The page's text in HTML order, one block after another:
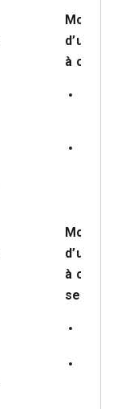
Motifs
à
Motifs
à
sensibles